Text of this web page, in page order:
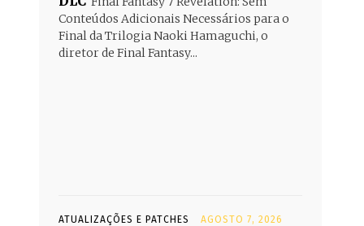
Conteúdos Adicionais Necessários para o
Final da Trilogia Naoki Hamaguchi, o
diretor de Final Fantasy...
ATUALIZAÇÕES E PATCHES AGOSTO 7, 2026